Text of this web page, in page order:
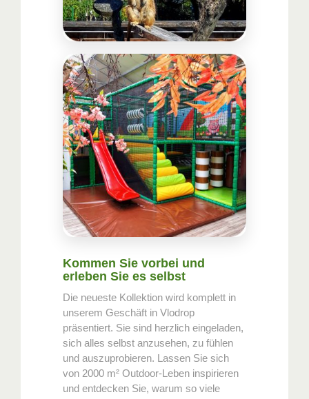
Kommen Sie vorbei und
erleben Sie es selbst
Die neueste Kollektion wird komplett in
unserem Geschäft in Vlodrop
präsentiert. Sie sind herzlich eingeladen,
sich alles selbst anzusehen, zu fühlen
und auszuprobieren. Lassen Sie sich
von 2000 m² Outdoor-Leben inspirieren
und entdecken Sie, warum so viele